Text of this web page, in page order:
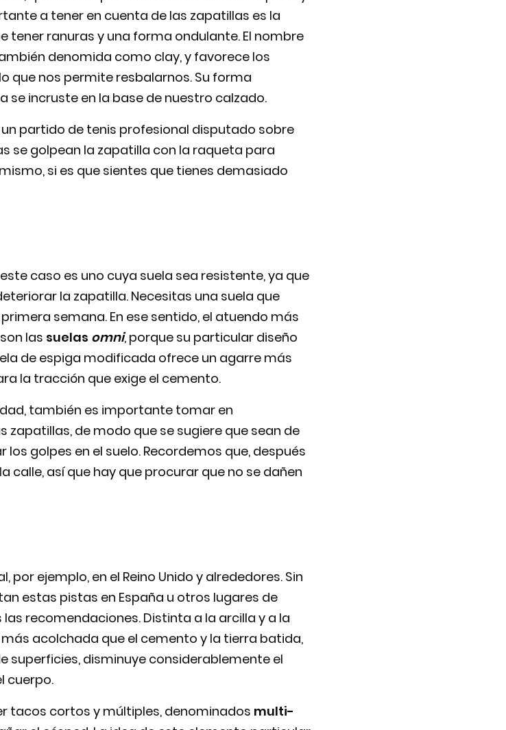
a tener en cuenta de las zapatillas es la
tener ranuras y una forma ondulante. El nombre
denomida como clay, y favorece los
que nos permite resbalarnos. Su forma
se incruste en la base de nuestro calzado.
partido de tenis profesional disputado sobre
se golpean la zapatilla con la raqueta para
si es que sientes que tienes demasiado
caso es uno cuya suela sea resistente, ya que
la zapatilla. Necesitas una suela que
semana. En ese sentido, el atuendo más
las suelas omni, porque su particular diseño
de espiga modificada ofrece un agarre más
la tracción que exige el cemento.
también es importante tomar en
zapatillas, de modo que se sugiere que sean de
golpes en el suelo. Recordemos que, después
calle, así que hay que procurar que no se dañen
ejemplo, en el Reino Unido y alrededores. Sin
estas pistas en España u otros lugares de
recomendaciones. Distinta a la arcilla y a la
acolchada que el cemento y la tierra batida,
superficies, disminuye considerablemente el
cuerpo.
tacos cortos y múltiples, denominados multi-